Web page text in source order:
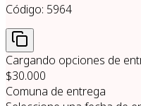
Código: 5964
Cargando opciones de
$30.000
Comuna de entrega